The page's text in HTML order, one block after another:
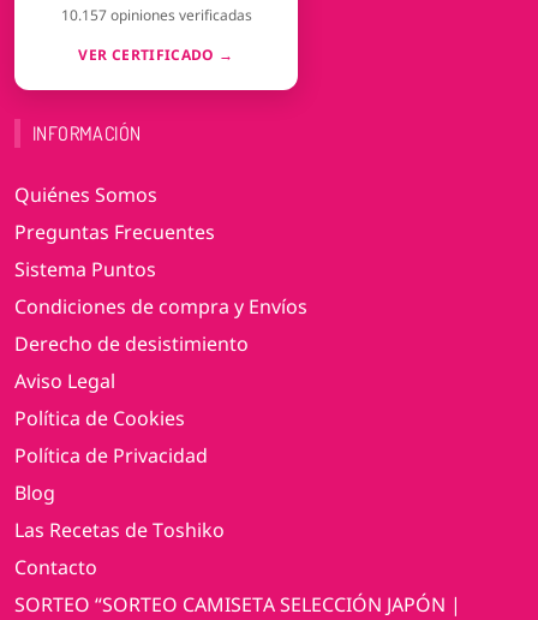
10.157 opiniones verificadas
VER CERTIFICADO →
INFORMACIÓN
Quiénes Somos
Preguntas Frecuentes
Sistema Puntos
Condiciones de compra y Envíos
Derecho de desistimiento
Aviso Legal
Política de Cookies
Política de Privacidad
Blog
Las Recetas de Toshiko
Contacto
SORTEO “SORTEO CAMISETA SELECCIÓN JAPÓN |